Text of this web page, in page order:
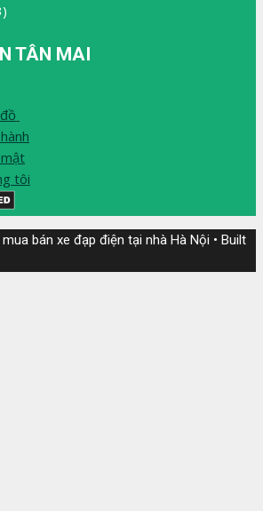
TÂN MAI
tôi
bán xe đạp điện tại nhà Hà Nội • Built